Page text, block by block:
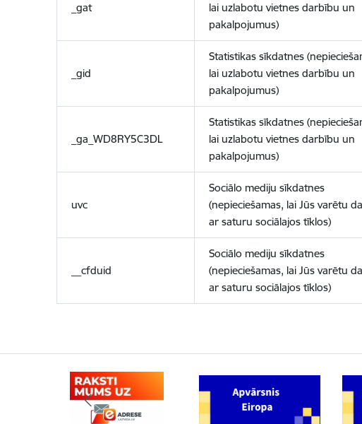
_gat
lai uzlabotu vietnes darbību un
pakalpojumus)
_gid
Statistikas sīkdatnes
lai uzlabotu vietnes darbību un
pakalpojumus)
_ga_WD8RY5C3DL
Statistikas sīkdatnes
lai uzlabotu vietnes darbību un
pakalpojumus)
uvc
Sociālo mediju sīkdatnes
(nepieciešamas, lai Jūs varētu
ar saturu sociālajos tīklos)
__cfduid
Sociālo mediju sīkdatnes
(nepieciešamas, lai Jūs varētu
ar saturu sociālajos tīklos)